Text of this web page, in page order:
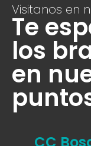
Visitanos en
Te
los
en